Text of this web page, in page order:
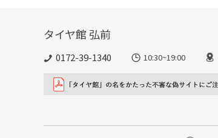
タイヤ館 弘前
0172-39-1340 10:30~19:00